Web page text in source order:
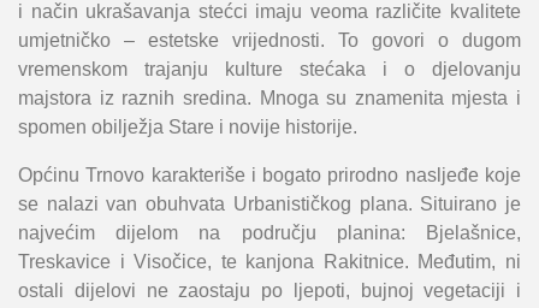
i način ukrašavanja stećci imaju veoma različite kvalitete
umjetničko – estetske vrijednosti. To govori o dugom
vremenskom trajanju kulture stećaka i o djelovanju
majstora iz raznih sredina. Mnoga su znamenita mjesta i
spomen obilježja Stare i novije historije.
Općinu Trnovo karakteriše i bogato prirodno nasljeđe koje
se nalazi van obuhvata Urbanističkog plana. Situirano je
najvećim dijelom na području planina: Bjelašnice,
Treskavice i Visočice, te kanjona Rakitnice. Međutim, ni
ostali dijelovi ne zaostaju po ljepoti, bujnoj vegetaciji i